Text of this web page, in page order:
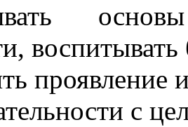
проявление
с